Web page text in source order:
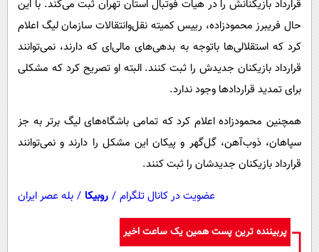
سرگرمی
فناوری
سلامت
فرهنگی
بین الملل
اجتماعی
پیامک
روانشناسی
قرارداد بازیکنانش را در هیات فوتبال استان تهران ثبت می‌کند. با این
حال فریبرز محمودزاده، رییس کمیته نقل‌وانتقالات سازمان لیگ اعلام
کرد که استقلالی‌ها باتوجه به بدهی‌های مالی‌ای که دارند، نمی‌توانند
قرارداد بازیکنان جدیدش را ثبت کنند. البته او تصریح کرد که مشکلی
برای تمدید قراردادها وجود ندارد.
همچنین محمودزاده اعلام کرد که تمامی باشگاه‌های لیگ برتر به جز
سپاهان، ذوب‌آهن، گل‌گهر و پیکان این مشکل را دارند و نمی‌توانند
قرارداد بازیکنان جدیدشان را ثبت کنند.
عضویت در کانال تلگرام / روبیکا / بله عصر ایران
پربیننده ترین پست همین یک ساعت اخیر